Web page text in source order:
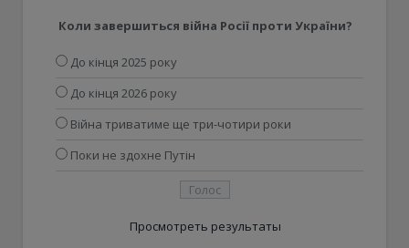
Коли завершиться війна Росії проти України?
До кінця 2025 року
До кінця 2026 року
Війна триватиме ще три-чотири роки
Поки не здохне Путін
Просмотреть результаты